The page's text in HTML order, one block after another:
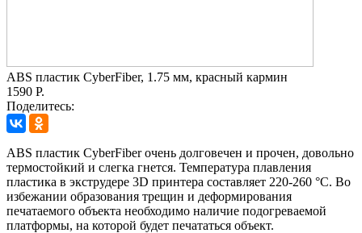
ABS пластик CyberFiber, 1.75 мм, красный кармин
1590 Р.
Поделитесь:
ABS пластик CyberFiber очень долговечен и прочен, довольно
термостойкий и слегка гнется. Температура плавления
пластика в экструдере 3D принтера составляет 220-260 °C. Во
избежании образования трещин и деформирования
печатаемого объекта необходимо наличие подогреваемой
платформы, на которой будет печататься объект.